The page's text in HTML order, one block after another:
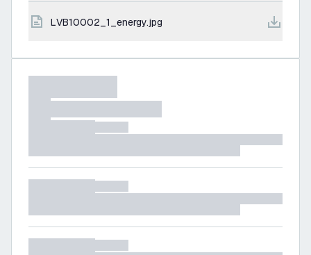
LVB10002_1_energy.jpg